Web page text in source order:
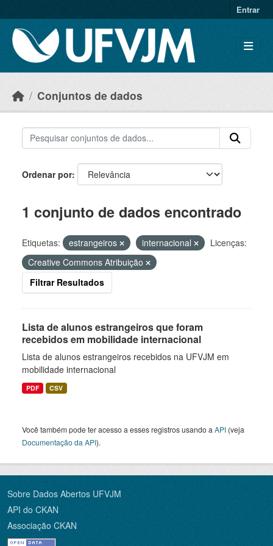
Entrar
Conjuntos de dados
Ordenar por
1 conjunto de dados encontrado
Etiquetas: estrangeiros internacional
Licenças:
Creative Commons Atribuição
Filtrar Resultados
Lista de alunos estrangeiros que foram
recebidos em mobilidade internacional
Lista de alunos estrangeiros recebidos na UFVJM em
mobilidade internacional
PDF CSV
Você também pode ter acesso a esses registros usando a API (veja
Documentação da API).
Sobre Dados Abertos UFVJM
API do CKAN
Associação CKAN